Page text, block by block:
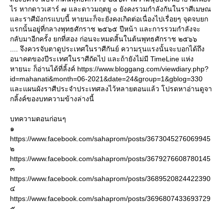
ไร หากดาวเสาร์ ๗ และดาวมฤตยู ๐ ยังคงรวมกำลังกันในราศีเมษณ
ละราศีมังกรแบบนี้ หายนะก็จะยังคงเกิดต่อเนื่องไปเรื่อยๆ จุดจบยก
รกนั้นอยู่ที่กลางพุทธศักราช ๒๕๖๕ ปีหน้า และการรวมกำลังจะ
กลับมาอีกครั้ง ยกที่สอง ก่อนจะหมดสิ้นในต้นพุทธศักราช ๒๕๖๖
.... จึงควรจับตาดูประเทศในราศีกันย์ ความรุนแรงนั้นจะบอกได้ถึง
อนาคตของปีระเทศในราศีถัดไป และถ้ายังไม่มี TimeLine แห่ง
หายนะ ก็อ่านได้ที่ลิ้งค์ https://www.bloggang.com/viewdiary.php?
id=mahanati&month=06-2021&date=24&group=1&gblog=330
ละแผนผังราศีประจำประเทศลงไว้หลายตอนแล้ว โปรดหาอ่านดูจา
กลิ้งค์ของบทความข้างล่างนี้
บทความตอนก่อนๆ
๑
https://www.facebook.com/sahaprom/posts/3673045276069945
๒
https://www.facebook.com/sahaprom/posts/3679276608780145
๓
https://www.facebook.com/sahaprom/posts/3689520824422390
๔
https://www.facebook.com/sahaprom/posts/3696807433693729